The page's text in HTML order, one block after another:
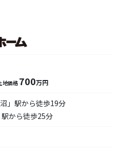
地価格700万円
」駅から徒歩19分
から徒歩25分